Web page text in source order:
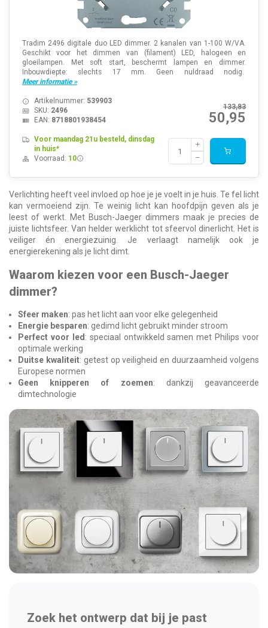
Tradim 2496 digitale duo LED dimmer. 2 kanalen van 1-100 W/VA.
Geschikt voor het dimmen van (filament) LED, halogeen en
gloeilampen. Met soft start, beschermt lampen en dimmer.
Inbouwdiepte: slechts 17 mm. Geen nuldraad nodig.
Meer informatie »
133,83
50,95
Artikelnummer: 539903
SKU: 2496
EAN: 8718801938454
Voor maandag 21u besteld, dinsdag
in huis*
Voorraad: 10
Verlichting heeft veel invloed op hoe je je voelt in je huis. Te fel licht
kan vermoeiend zijn. Te weinig licht kan hoofdpijn geven als je
leest of werkt. Met Busch-Jaeger dimmers maak je precies de
juiste lichtsfeer. Van helder werklicht tot sfeervol dinerlicht. Het is
veiliger én energiezuinig. Je verlaagt namelijk ook je
energierekening als je licht dimt.
Waarom kiezen voor een Busch-Jaeger
dimmer?
Sfeer maken: pas het licht aan voor elke gelegenheid
Energie besparen: gedimd licht gebruikt minder stroom
Perfect voor led : speciaal ontwikkeld samen met Philips voor
optimale werking
Duitse kwaliteit: getest op veiligheid en duurzaamheid volgens
Europese normen
Geen knipperen of zoemen: dankzij geavanceerde
dimtechnologie
Zoek het ontwerp dat bij je past